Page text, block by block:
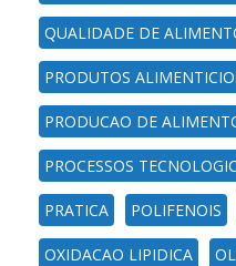
QUALIDADE DE
PRODUTOS
PRODUCAO DE
PROCESSOS
PRATICA POLIFENOIS
OXIDACAO LIPIDICA